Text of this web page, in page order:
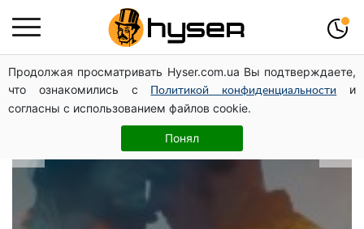
Продолжая просматривать Hyser.com.ua Вы подтверждаете,
что ознакомились с
Политикой конфиденциальности
и
согласны с использованием файлов cookie.
Понял
В які дати народжуються найвірніші
чоловіки: краще одразу перевірити,
щоб потім не страждати